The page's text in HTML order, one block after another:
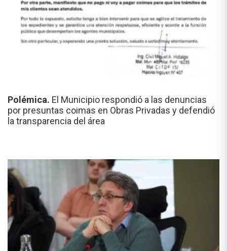
Polémica. El Municipio respondió a las denuncias
por presuntas coimas en Obras Privadas y defendió
la transparencia del área